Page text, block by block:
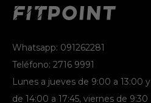
Whatsapp: 091262281
Teléfono: 2716 9991
Lunes a jueves de 9:00 a 13:00 y
de 14:00 a 17:45, viernes de 9:30